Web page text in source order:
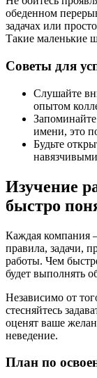
обеденном
задачах или
Такие маленькие
Советы для
Слушайте
опытом
имени, это
Будьте
Изучение
быстро
Каждая компания
правила, задачи,
работы. Чем
будет выполнять
Независимо от
стесняйтесь
оценят ваше
неведение.
План по